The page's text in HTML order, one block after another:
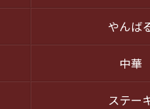
やんば
中華
ステー